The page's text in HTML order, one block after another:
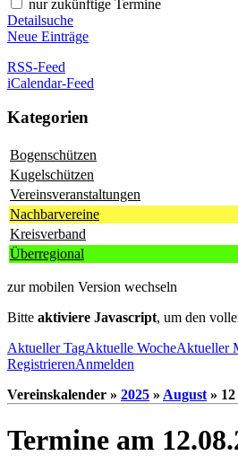
nur zukünftige Termine
Detailsuche
Neue Einträge
RSS-Feed
iCalendar-Feed
Kategorien
Bogenschützen
Kugelschützen
Vereinsveranstaltungen
Nachbarvereine
Kreisverband
Überregional
zur mobilen Version wechseln
Bitte aktiviere Javascript, um den
Aktueller TagAktuelle WocheAktueller
RegistrierenAnmelden
Vereinskalender » 2025 » August » 12
Termine am